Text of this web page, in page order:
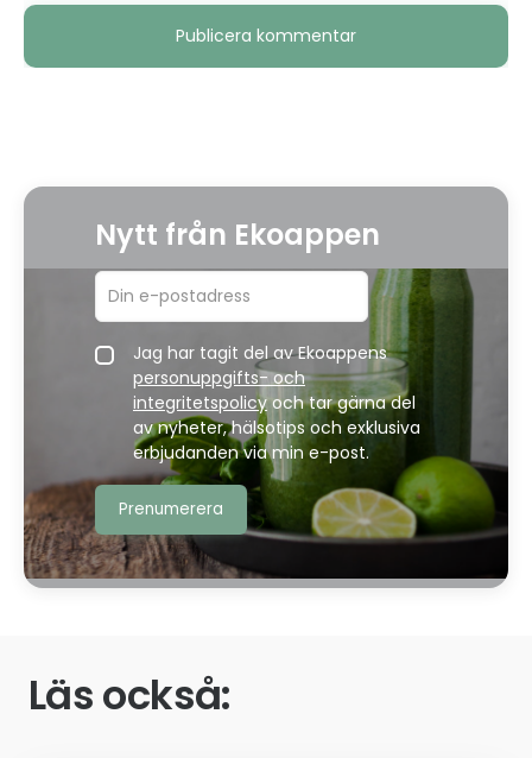
Alternative:
Nytt från Ekoappen
Jag har tagit del av Ekoappens
personuppgifts- och
integritetspolicyoch tar gärna del
av nyheter, hälsotips och exklusiva
erbjudanden via min e-post.
Läs också: